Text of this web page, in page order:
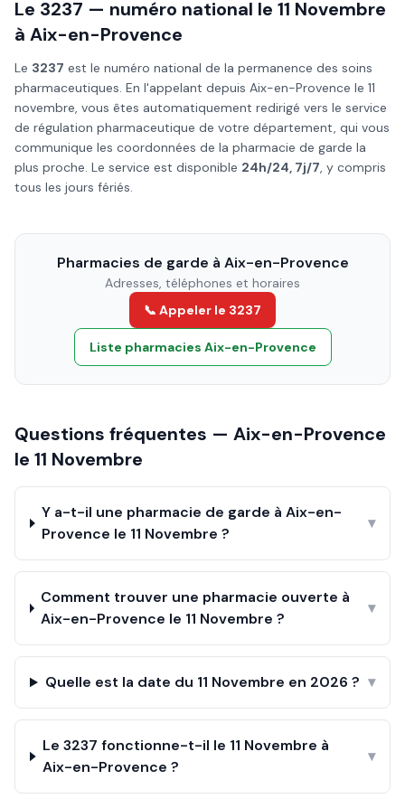
Le 3237 — numéro national le 11 Novembre
à Aix-en-Provence
Le 3237 est le numéro national de la permanence des soins
pharmaceutiques. En l'appelant depuis Aix-en-Provence le 11
novembre, vous êtes automatiquement redirigé vers le service
de régulation pharmaceutique de votre département, qui vous
communique les coordonnées de la pharmacie de garde la
plus proche. Le service est disponible 24h/24, 7j/7, y compris
tous les jours fériés.
Pharmacies de garde à Aix-en-Provence
Adresses, téléphones et horaires
📞 Appeler le 3237
Liste pharmacies Aix-en-Provence
Questions fréquentes — Aix-en-Provence
le 11 Novembre
Y a-t-il une pharmacie de garde à Aix-en-
Provence le 11 Novembre ?
▾
Comment trouver une pharmacie ouverte à
Aix-en-Provence le 11 Novembre ?
▾
Quelle est la date du 11 Novembre en 2026 ? ▾
Le 3237 fonctionne-t-il le 11 Novembre à
Aix-en-Provence ?
▾